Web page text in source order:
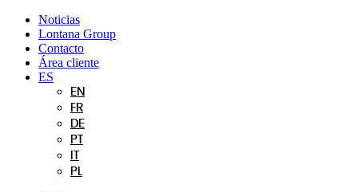
contenido
Noticias
Lontana Group
Contacto
Área cliente
ES
EN
FR
DE
PT
PL